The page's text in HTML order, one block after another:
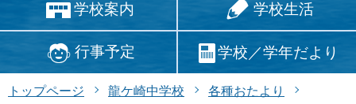
学校案内 学校生活
行事予定 学校／学年だより
トップページ 龍ケ崎中学校
各種おたより